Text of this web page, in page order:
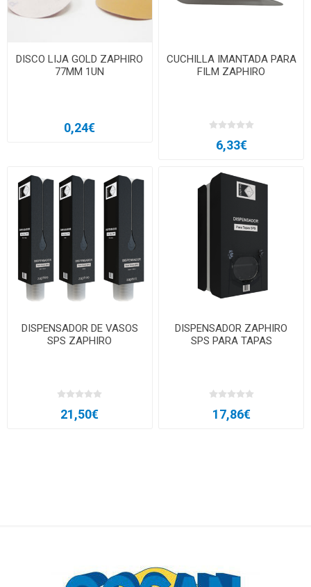
DISCO LIJA GOLD ZAPHIRO
77MM 1UN
0,24€
CUCHILLA IMANTADA PARA
FILM ZAPHIRO
6,33€
DISPENSADOR DE VASOS
SPS ZAPHIRO
21,50€
DISPENSADOR ZAPHIRO
SPS PARA TAPAS
17,86€